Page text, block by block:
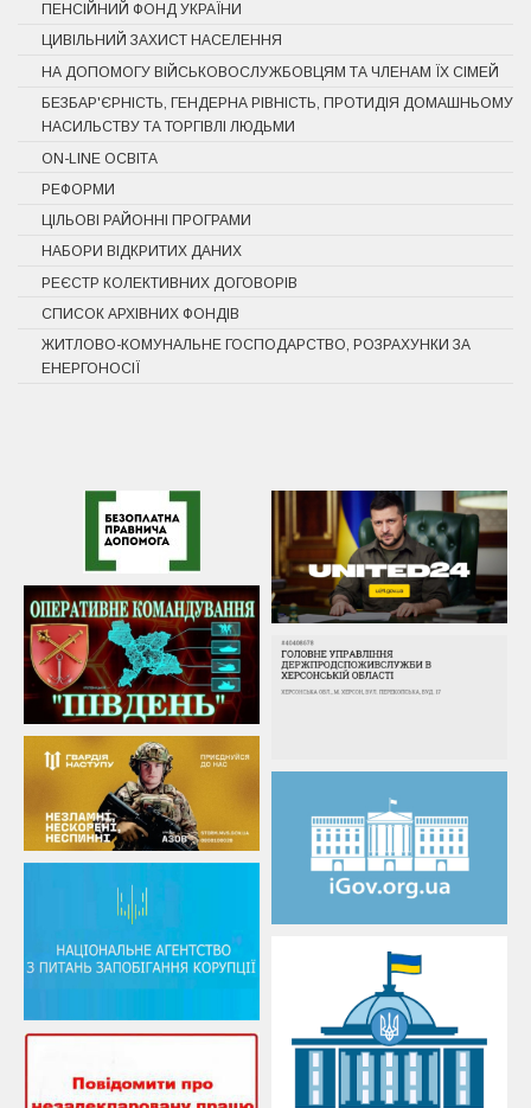
ПЕНСІЙНИЙ ФОНД УКРАЇНИ
ЦИВІЛЬНИЙ ЗАХИСТ НАСЕЛЕННЯ
НА ДОПОМОГУ ВІЙСЬКОВОСЛУЖБОВЦЯМ ТА ЧЛЕНАМ ЇХ СІМЕЙ
БЕЗБАР'ЄРНІСТЬ, ГЕНДЕРНА РІВНІСТЬ, ПРОТИДІЯ ДОМАШНЬОМУ
НАСИЛЬСТВУ ТА ТОРГІВЛІ ЛЮДЬМИ
ON-LINE ОСВІТА
РЕФОРМИ
ЦІЛЬОВІ РАЙОННІ ПРОГРАМИ
НАБОРИ ВІДКРИТИХ ДАНИХ
РЕЄСТР КОЛЕКТИВНИХ ДОГОВОРІВ
СПИСОК АРХІВНИХ ФОНДІВ
ЖИТЛОВО-КОМУНАЛЬНЕ ГОСПОДАРСТВО, РОЗРАХУНКИ ЗА
ЕНЕРГОНОСІЇ